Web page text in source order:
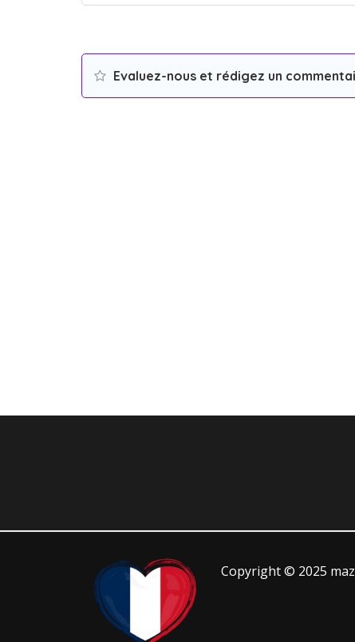
Evaluez-nous et rédigez un
Copyright © 2025